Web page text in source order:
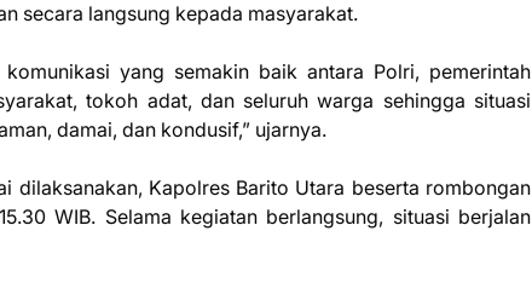
secara langsung kepada masyarakat.
yang semakin baik antara Polri, pemerintah
tokoh adat, dan seluruh warga sehingga situasi
damai, dan kondusif,” ujarnya.
dilaksanakan, Kapolres Barito Utara beserta rombongan
WIB. Selama kegiatan berlangsung, situasi berjalan